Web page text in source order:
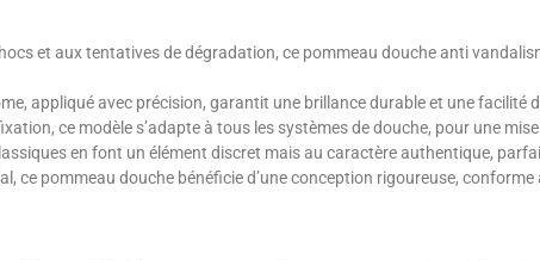
et aux tentatives de dégradation, ce pommeau douche anti
appliqué avec précision, garantit une brillance durable et une facilité
ce modèle s’adapte à tous les systèmes de douche, pour une
en font un élément discret mais au caractère authentique,
ce pommeau douche bénéficie d’une conception rigoureuse,